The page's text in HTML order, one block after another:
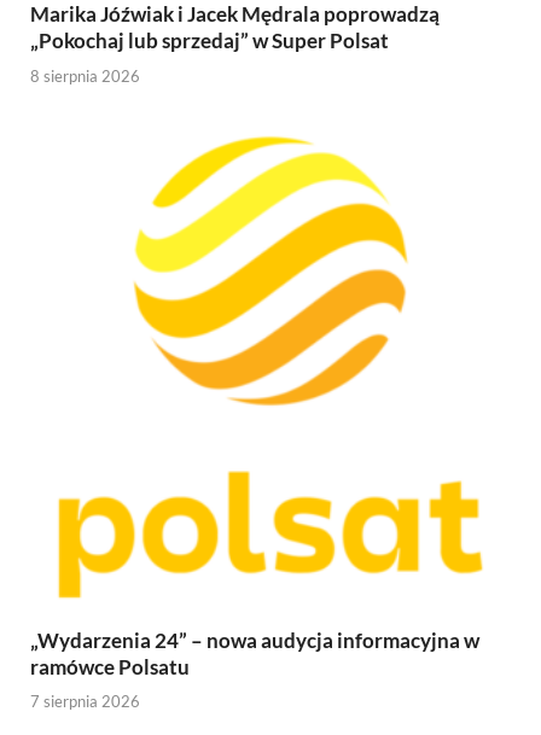
Marika Jóźwiak i Jacek Mędrala poprowadzą
„Pokochaj lub sprzedaj” w Super Polsat
8 sierpnia 2026
„Wydarzenia 24” – nowa audycja informacyjna w
ramówce Polsatu
7 sierpnia 2026